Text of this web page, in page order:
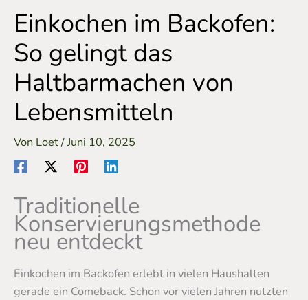
Einkochen im Backofen:
So gelingt das
Haltbarmachen von
Lebensmitteln
Von Loet/Juni 10, 2025
Traditionelle
Konservierungsmethode
neu entdeckt
Einkochen im Backofen erlebt in vielen Haushalten
gerade ein Comeback. Schon vor vielen Jahren nutzten